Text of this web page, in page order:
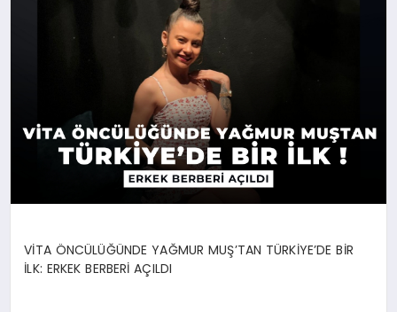
VİTA ÖNCÜLÜĞÜNDE YAĞMUR MUŞ’TAN TÜRKİYE’DE BİR
İLK: ERKEK BERBERİ AÇILDI